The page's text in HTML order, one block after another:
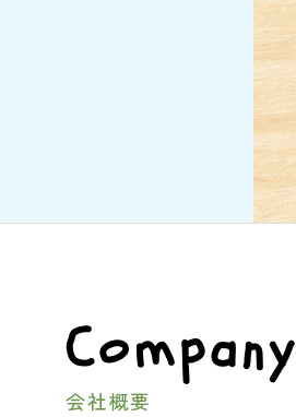
Company
会社概要